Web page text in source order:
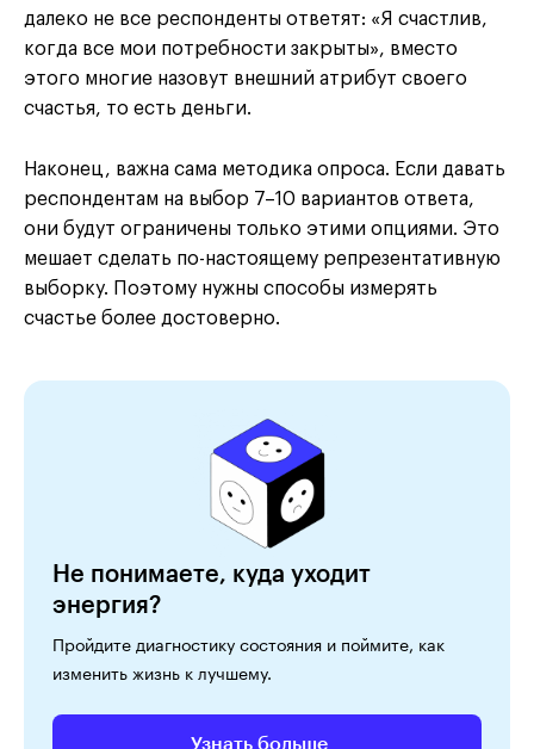
далеко не все респонденты ответят: «Я счастлив,
когда все мои потребности закрыты», вместо
этого многие назовут внешний атрибут своего
счастья, то есть деньги.
Наконец, важна сама методика опроса. Если давать
респондентам на выбор 7–10 вариантов ответа,
они будут ограничены только этими опциями. Это
мешает сделать по-настоящему репрезентативную
выборку. Поэтому нужны способы измерять
счастье более достоверно.
Не понимаете, куда уходит
энергия?
Пройдите диагностику состояния и поймите, как
изменить жизнь к лучшему.
Узнать больше